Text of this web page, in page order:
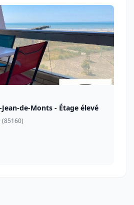
de-Monts - Étage élevé
(85160)